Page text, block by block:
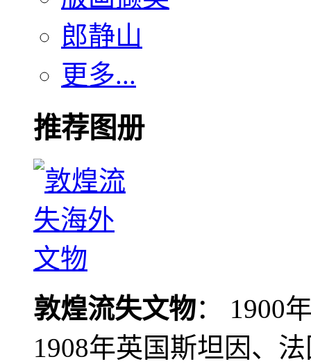
郎静山
更多...
推荐图册
敦煌流失文物： 1900
1908年英国斯坦因、